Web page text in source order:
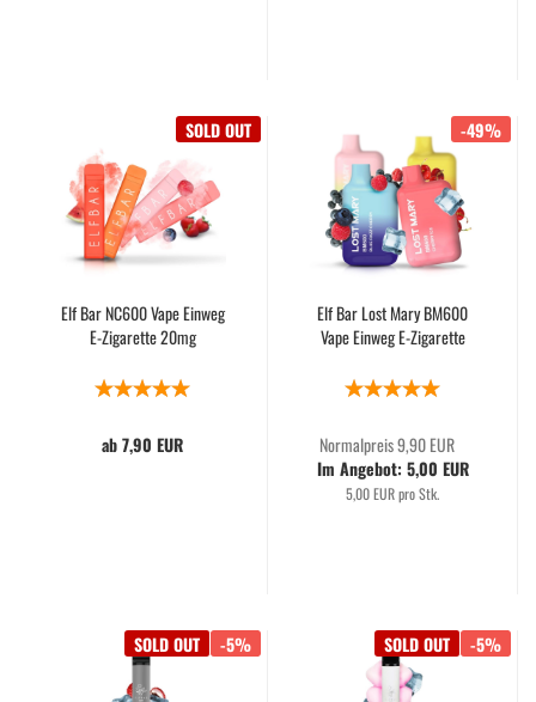
SOLD OUT
Elf Bar NC600 Vape Einweg
E-Zigarette 20mg
ab 7,90 EUR
-49%
Elf Bar Lost Mary BM600
Vape Einweg E-Zigarette
Normalpreis 9,90 EUR
Im Angebot: 5,00 EUR
5,00 EUR pro Stk.
SOLD OUT -5% SOLD OUT -5%